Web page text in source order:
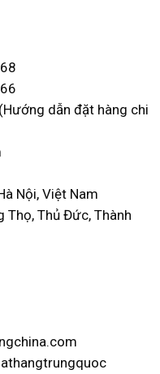
dẫn đặt hàng chi
Nội, Việt Nam
Thọ, Thủ Đức, Thành